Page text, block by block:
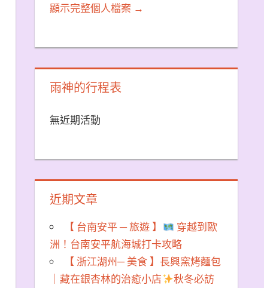
顯示完整個人檔案 →
雨神的行程表
無近期活動
近期文章
【 台南安平 ─ 旅遊 】
穿越到歐
洲！台南安平航海城打卡攻略
【 浙江湖州─ 美食 】長興窯烤麵包
｜藏在銀杏林的治癒小店
秋冬必訪